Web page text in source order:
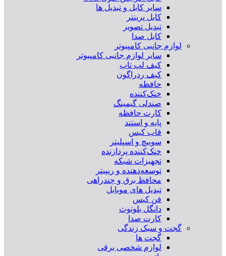
سایر کابل و تبدیل ها
کابل پرینتر
تبدیل تصویر
کابل صدا
لوازم جانبی کامپیوتر
سایر لوازم جانبی کامپیوتر
کیف لپ تاپ
کیف ردراگون
حافظه
خنک‌کننده
صندلی گیمینگ
کارت حافظه
پایه و استند
قاب کیس
سوییچ و اسپلیتر
خنک‌کننده پردازنده
تجهیزات شبکه
توسعه‌دهنده و ریپیتر
محافظ برق و چندراهی
تبدیل های موبایل
فن کیس
دانگل بلوتوث
کارت صدا
گجت و سبک زندگی
گجت ها
لوازم شخصی برقی